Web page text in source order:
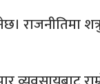
राजनीतिमा